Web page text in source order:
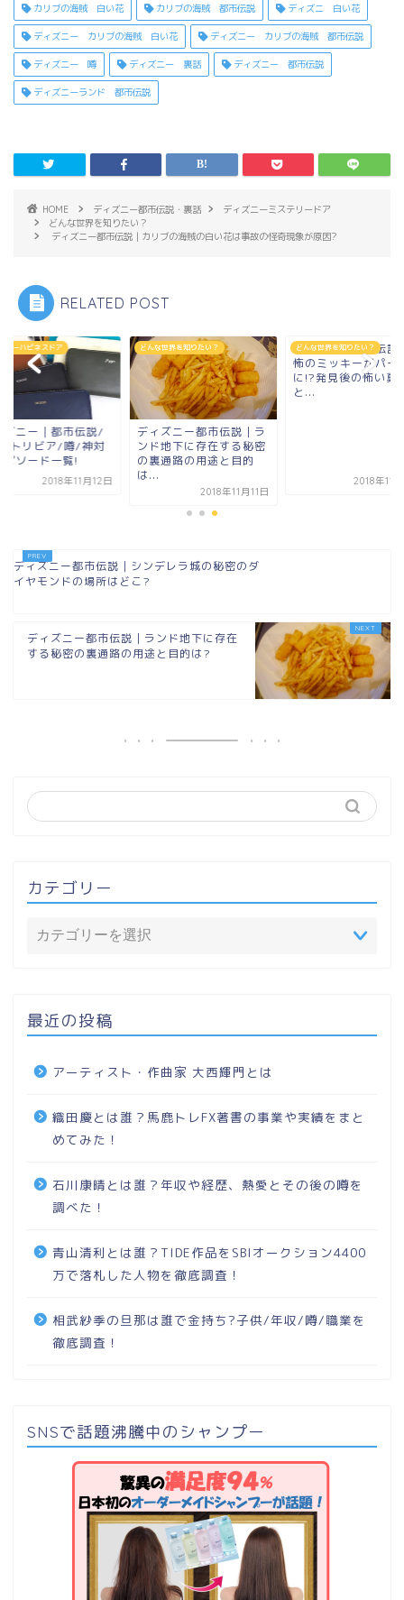
カリブの海賊 白い花 カリブの海賊 都市伝説 ディズニ 白い花
ディズニー カリブの海賊 白い花 ディズニー カリブの海賊 都市伝説
ディズニー 噂 ディズニー 裏話 ディズニー 都市伝説
ディズニーランド 都市伝説
HOME ディズニー都市伝説・裏話
ディズニーミステリードア
どんな世界を知りたい？
ディズニー都市伝説｜カリブの海賊の白い花は事故の怪奇現象が原因?
RELATED POST
ニーハピネスドア
ズニー｜都市伝説/
/トリビア/噂/神対
ピソード一覧!
2018年11月12日
どんな世界を知りたい？
ディズニー都市伝説｜ラ
ンド地下に存在する秘密
の裏通路の用途と目的
は...
2018年11月11日
どんな世界を知りたい？
ディズニー都市伝説
怖のミッキーがパー
に!?発見後の怖い真
と...
2018年11
ディズニー都市伝説｜シンデレラ城の秘密のダ
イヤモンドの場所はどこ?
ディズニー都市伝説｜ランド地下に存在
する秘密の裏通路の用途と目的は?
カテゴリー
最近の投稿
アーティスト・作曲家 大西輝門とは
織田慶とは誰？馬鹿トレFX著書の事業や実績をまと
めてみた！
石川康晴とは誰？年収や経歴、熱愛とその後の噂を
調べた！
青山清利とは誰？TIDE作品をSBIオークション4400
万で落札した人物を徹底調査！
相武紗季の旦那は誰で金持ち?子供/年収/噂/職業を
徹底調査！
SNSで話題沸騰中のシャンプー